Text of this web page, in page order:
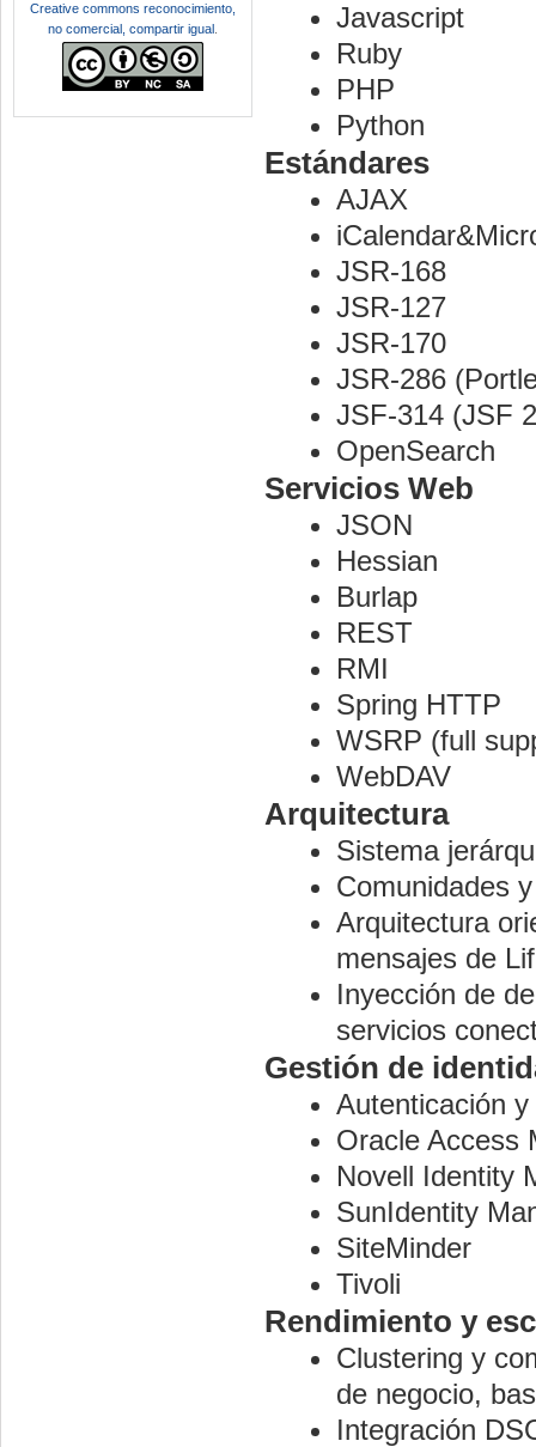
Javascript
Ruby
PHP
Python
Estándares
AJAX
JSR-168
JSR-127
JSR-170
JSR-286
JSF-314 (JSF
OpenSearch
Servicios Web
JSON
Hessian
Burlap
REST
RMI
Spring HTTP
WSRP (full
WebDAV
Arquitectura
Sistema
Comunidades
Arquitectura
mensajes de
Inyección de
servicios
Gestión de
Autenticación
Oracle Access
Novell Identity
SunIdentity
SiteMinder
Tivoli
Rendimiento y
Clustering y
de negocio,
Integración
Creative commons reconocimiento,
no comercial, compartir igual